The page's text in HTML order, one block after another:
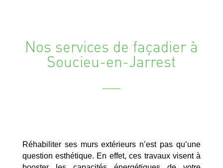
Nos services de façadier à
Soucieu-en-Jarrest
Réhabiliter ses murs extérieurs n’est pas qu’une
question esthétique. En effet, ces travaux visent à